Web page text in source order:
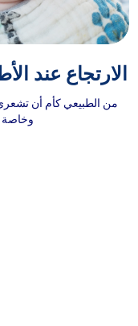
الارتجاع عند
من الطبيعي كأم أن
وخاصة